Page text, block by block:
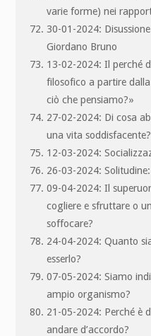
varie forme) nei
30-01-2024:
Giordano Bruno
13-02-2024: Il perché
filosofico a partire
ciò che pensiamo?»
27-02-2024: Di cosa
una vita soddisfacente?
12-03-2024:
26-03-2024:
09-04-2024: Il
cogliere e sfruttare o
soffocare?
24-04-2024: Quanto
esserlo?
07-05-2024: Siamo
ampio organismo?
21-05-2024: Perché è
andare d’accordo?